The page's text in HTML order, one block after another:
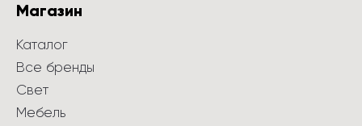
Магазин
Каталог
Все бренды
Свет
Мебель